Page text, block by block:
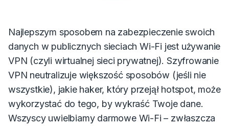
Najlepszym sposobem na zabezpieczenie swoich
danych w publicznych sieciach Wi-Fi jest używanie
VPN (czyli wirtualnej sieci prywatnej). Szyfrowanie
VPN neutralizuje większość sposobów (jeśli nie
wszystkie), jakie haker, który przejął hotspot, może
wykorzystać do tego, by wykraść Twoje dane.
Wszyscy uwielbiamy darmowe Wi-Fi – zwłaszcza